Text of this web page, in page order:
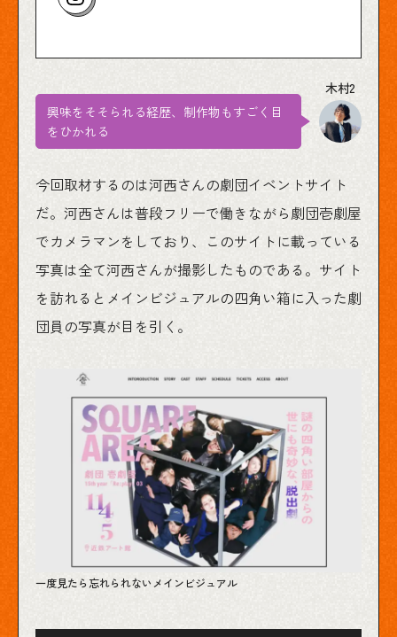
興味をそそられる経歴、制作物もすごく目
をひかれる
今回取材するのは河西さんの劇団イベントサイト
だ。河西さんは普段フリーで働きながら劇団壱劇屋
でカメラマンをしており、このサイトに載っている
写真は全て河西さんが撮影したものである。サイト
を訪れるとメインビジュアルの四角い箱に入った劇
団員の写真が目を引く。
一度見たら忘れられないメインビジュアル